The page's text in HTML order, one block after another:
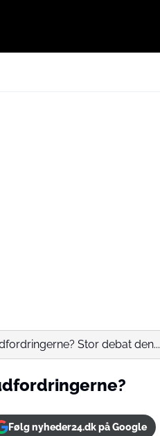
Stor debat den...
Følg nyheder24.dk på Google